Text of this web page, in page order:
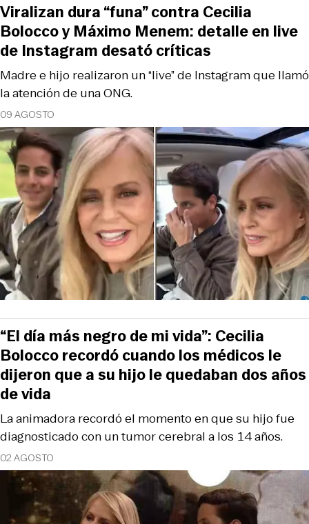
09 AGOSTO
Madre e hijo realizaron un “live” de Instagram que llamó
la atención de una ONG.
Viralizan dura “funa” contra Cecilia
Bolocco y Máximo Menem: detalle en live
de Instagram desató críticas
02 AGOSTO
La animadora recordó el momento en que su hijo fue
diagnosticado con un tumor cerebral a los 14 años.
“El día más negro de mi vida”: Cecilia
Bolocco recordó cuando los médicos le
dijeron que a su hijo le quedaban dos años
de vida